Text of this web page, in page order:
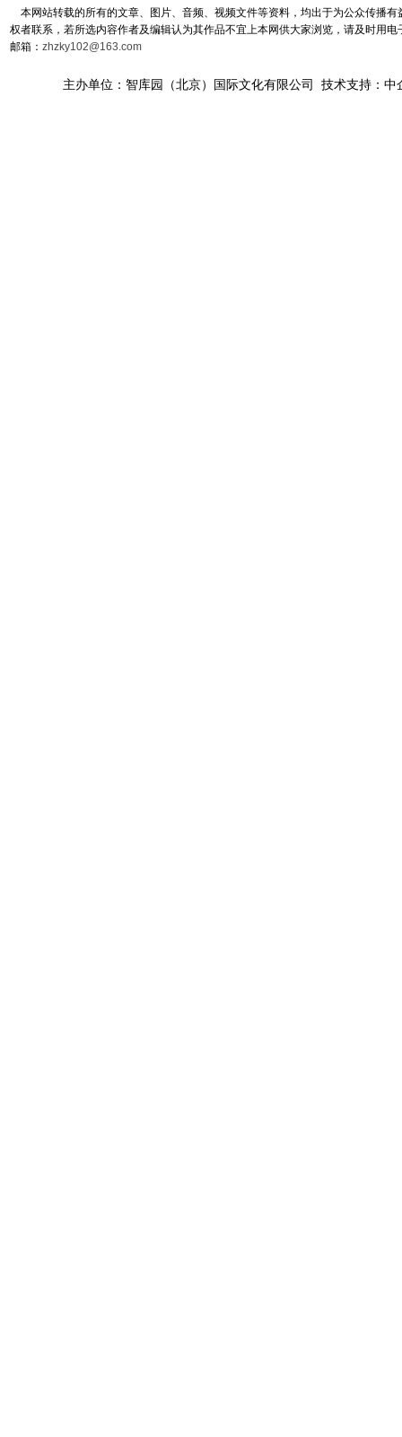
本网站转载的所有的文章、图片、音频、视频文件等资料，均出于为公众传播
权者联系，若所选内容作者及编辑认为其作品不宜上本网供大家浏览，请及时用
邮箱： zhzky102@163.com
主办单位：智库园（北京）国际文化有限公司 技术支持：